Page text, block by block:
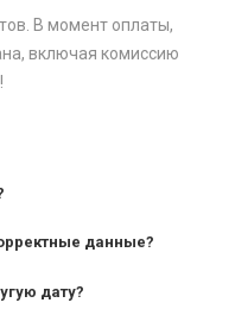
В момент оплаты,
включая комиссию
данные?
дату?